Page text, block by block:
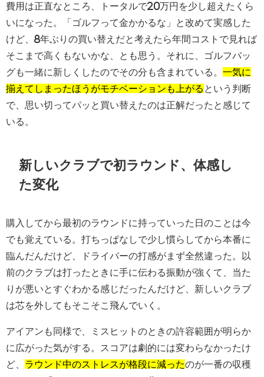
費用は正直なところ、トータルで20万円を少し超えたくら
いになった。「ゴルフって金かかるな」と改めて実感した
けど、8年ぶりの買い替えだと考えたら年間コストで見れば
そこまで高くもないかな、とも思う。それに、ゴルフバッ
グも一緒に新しくしたのでその分も含まれている。 一気に
揃えてしまったほうがモチベーションも上がる という判断
で、思い切ってパッと買い替えたのは正解だったと感じて
いる。
新しいクラブで初ラウンド、体感し
た変化
購入してから最初のラウンドに持っていった日のことは今
でも覚えている。打ちっぱなしで少し慣らしてから本番に
臨んだんだけど、ドライバーの打感がまず全然違った。以
前のクラブは打ったときに手に伝わる振動が強くて、当た
りが悪いとすぐわかる感じだったんだけど、新しいクラブ
は芯を外してもそこそこ飛んでいく。
アイアンも同様で、ミスヒットのときの許容範囲が明らか
に広がった気がする。スコアは劇的には変わらなかったけ
ど、 ラウンド中のストレスが格段に減ったのが一番の収穫